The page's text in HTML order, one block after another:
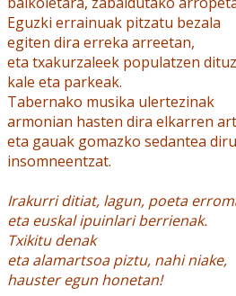
Eguzki errainuak pitzatu bezala
egiten dira erreka arreetan,
eta txakurzaleek populatzen
kale eta parkeak.
Tabernako musika ulertezinak
armonian hasten dira elkarren
eta gauak gomazko sedantea
insomneentzat.
Irakurri ditiat, lagun, poeta
eta euskal ipuinlari berrienak.
Txikitu denak
eta alamartsoa piztu, nahi niake,
hauster egun honetan!